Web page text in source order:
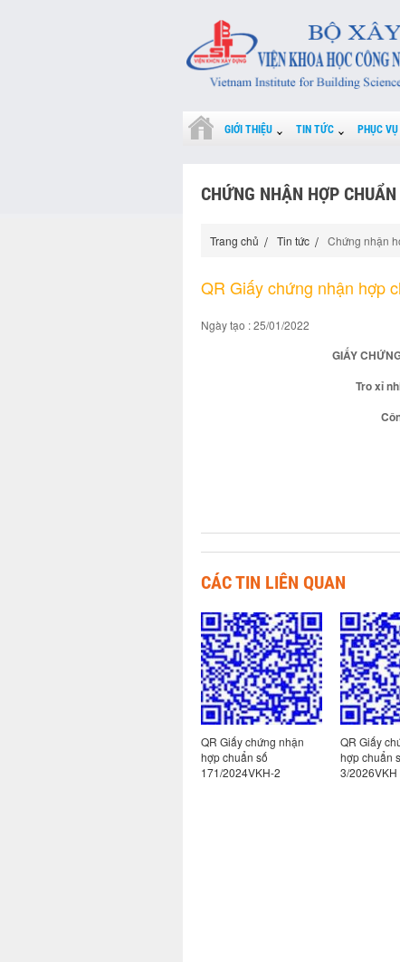
GIỚI THIỆU TIN TỨC PHỤC
CHỨNG NHẬN HỢP CHUẨN
Trang chủ Tin tức Chứng nhận
QR Giấy chứng nhận hợp
Ngày tạo : 25/01/2022
GIẤY
Tro xỉ
CÁC TIN LIÊN QUAN
QR Giấy chứng nhận
hợp chuẩn số
171/2024VKH-2
QR Giấy
hợp chuẩn
3/2026VKH